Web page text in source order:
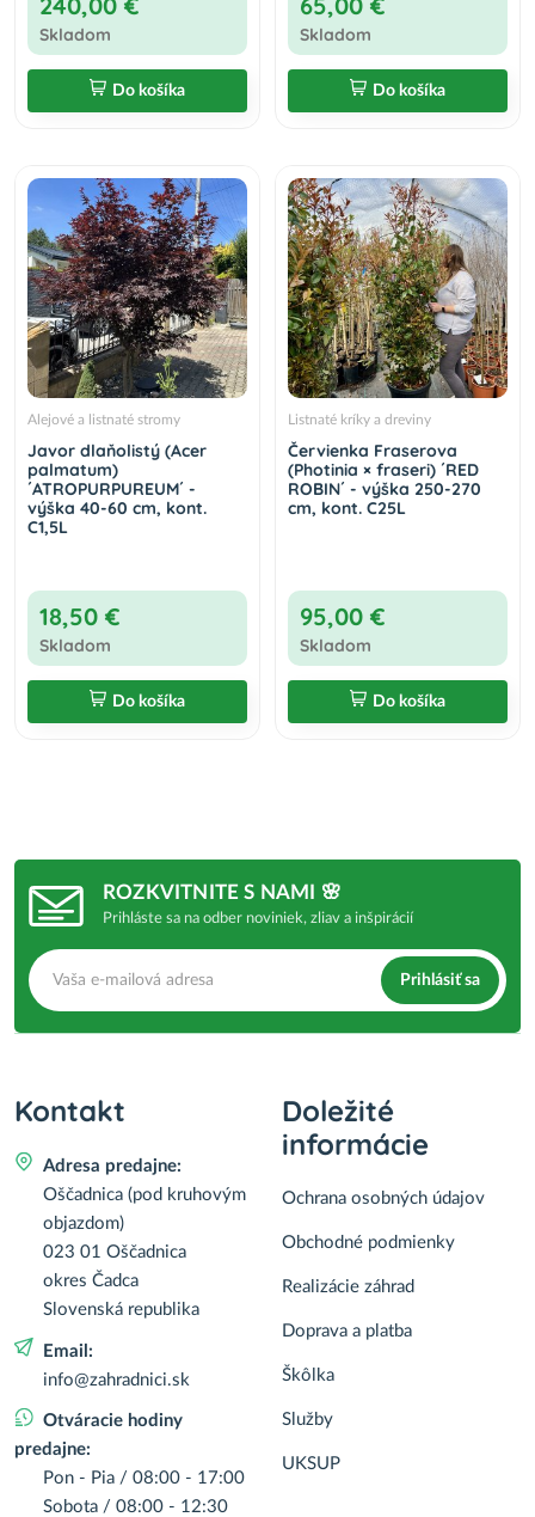
Skladom
Do košíka
Skladom
Do košíka
Alejové a listnaté stromy
Javor dlaňolistý (Acer
palmatum)
´ATROPURPUREUM´ -
výška 40-60 cm, kont.
C1,5L
18,50 €
Skladom
Do košíka
Listnaté kríky a dreviny
Červienka Fraserova
(Photinia × fraseri) ´RED
ROBIN´ - výška 250-270
cm, kont. C25L
95,00 €
Skladom
Do košíka
ROZKVITNITE S NAMI 🌸
Prihláste sa na odber noviniek, zliav a inšpirácií
Prihlásiť sa
Kontakt
Adresa predajne:
Oščadnica (pod kruhovým
objazdom)
023 01 Oščadnica
okres Čadca
Slovenská republika
Email:
info@zahradnici.sk
Otváracie hodiny
predajne:
Pon - Pia / 08:00 - 17:00
Sobota / 08:00 - 12:30
Doležité
informácie
Ochrana osobných údajov
Obchodné podmienky
Realizácie záhrad
Doprava a platba
Škôlka
Služby
UKSUP